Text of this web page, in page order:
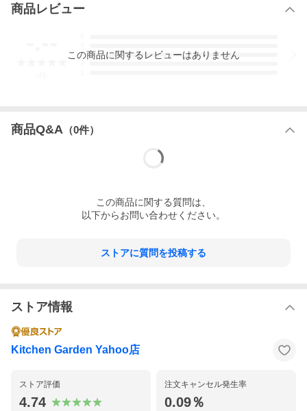
内容量 ７８ｇ
保存方法 直射日光、高温多湿を避け常温で保存してください。
商品レビュー
3
この商品に関するレビューはありません
商品Q&A （0件）
この商品に関する質問は、
以下からお問い合わせください。
ストアに質問を投稿する
ストア情報
Kitchen Garden Yahoo店
ストア評価
4.74
注文キャンセル発生率
0.09％